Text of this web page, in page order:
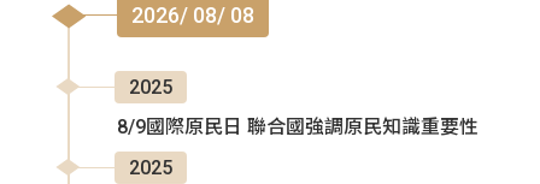
2026/ 08/ 08
2025
8/9國際原民日 聯合國強調原民知識重要性
2025